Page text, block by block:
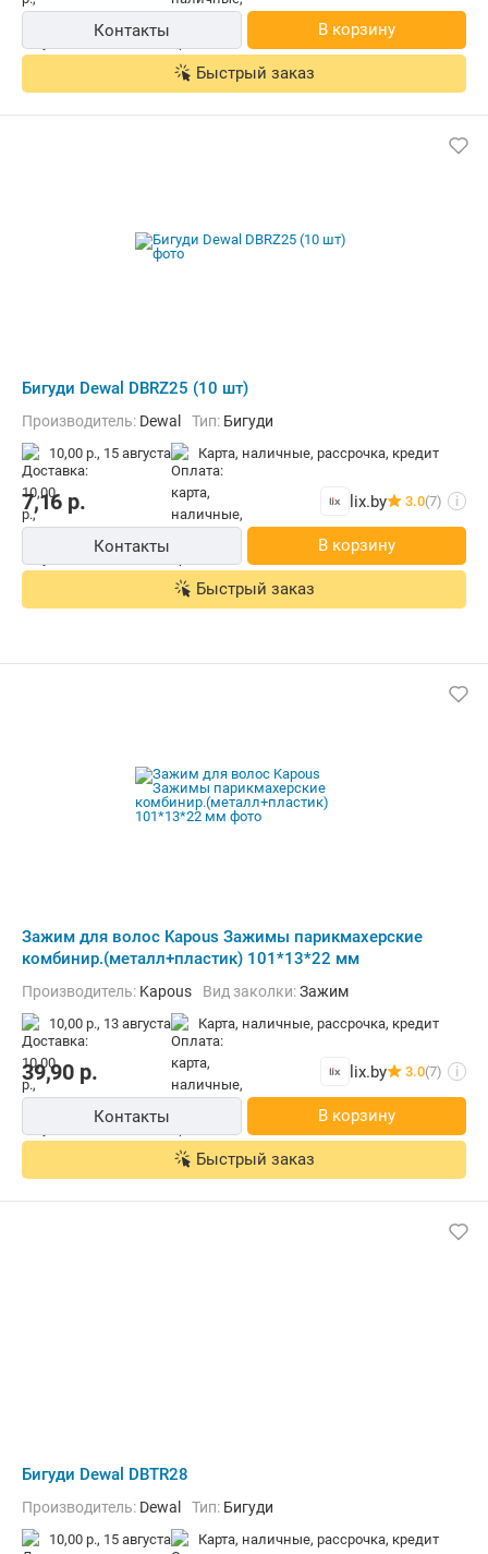
Контакты В корзину
Быстрый заказ
Бигуди Dewal DBRZ25 (10 шт)
Производитель: Dewal Тип: Бигуди
10,00 р., 15 августа карта, наличные, рассрочка, кредит
7,16 р. lix.by 3.0(7) i
Контакты В корзину
Быстрый заказ
Зажим для волос Kapous Зажимы парикмахерские
комбинир.(металл+пластик) 101*13*22 мм
Производитель: Kapous Вид заколки:Зажим
10,00 р., 13 августа карта, наличные, рассрочка, кредит
39,90 р. lix.by 3.0(7) i
Контакты В корзину
Быстрый заказ
Бигуди Dewal DBTR28
Производитель: Dewal Тип: Бигуди
10,00 р., 15 августа карта, наличные, рассрочка, кредит